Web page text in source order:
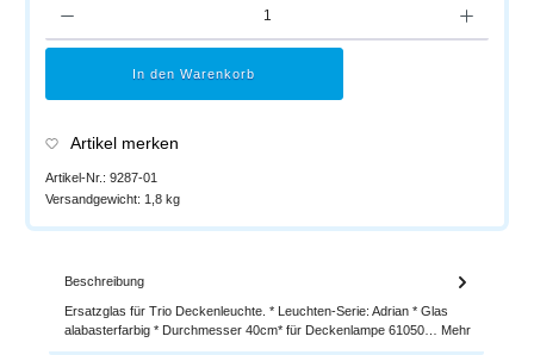
In den Warenkorb
Artikel merken
Artikel-Nr.: 9287-01
Versandgewicht: 1,8 kg
Beschreibung
Ersatzglas für Trio Deckenleuchte. * Leuchten-Serie: Adrian * Glas
alabasterfarbig * Durchmesser 40cm* für Deckenlampe 61050… Mehr